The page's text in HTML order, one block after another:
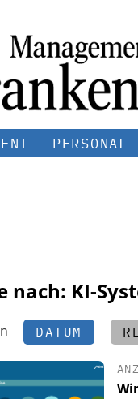
PERSONAL
nach: KI-
DATUM